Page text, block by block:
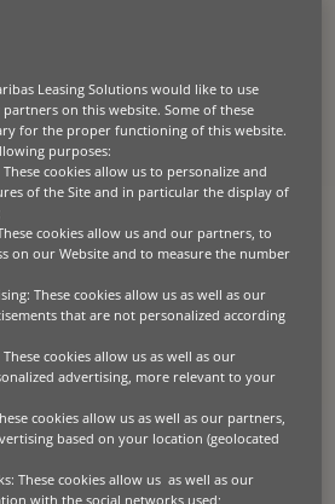
est une exploitation viticole unique en
Cassano (fondateur de Polvanera)
au cœur d’un cadre caractérisé par ses
de pierres sèches et ses fûts de chêne.
pas de suivre la tradition. Il aspire à
matière de vinification et en matière de
ambitieux axé sur la transition vers une
: moderniser la cave, améliorer
et faire connaître le vin régional
autochtones. En passant à une
de Polvanera souhaitait faire
promouvant les vins des Pouilles.
avancées technologiques promettait des
l’entreprise que ses clients.
Leasing Solutions would like to use
on this website. Some of these
for the proper functioning of this website.
purposes:
cookies allow us to personalize and
of the Site and in particular the display of
cookies allow us and our partners, to
on our Website and to measure the number
These cookies allow us as well as our
that are not personalized according
cookies allow us as well as our
advertising, more relevant to your
cookies allow us as well as our partners,
based on your location (geolocated
These cookies allow us as well as our